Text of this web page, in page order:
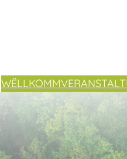
WËLLKOMM